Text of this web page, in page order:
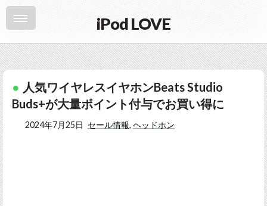
iPod LOVE
人気ワイヤレスイヤホンBeats Studio
Buds+が大量ポイント付与でお買い得に
2024年7月25日 セール情報, ヘッドホン